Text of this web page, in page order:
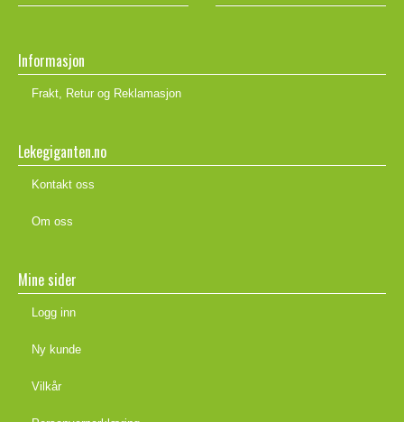
Informasjon
Frakt, Retur og Reklamasjon
Lekegiganten.no
Kontakt oss
Om oss
Mine sider
Logg inn
Ny kunde
Vilkår